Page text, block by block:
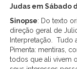
Judas em Sábado
Sinopse: Do texto
direção geral de
Interpretação. Tudo
Pimenta: mentiras,
todos que ali vivem